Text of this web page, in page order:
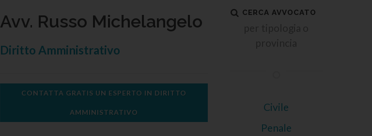
Avv. Russo Michelangelo
Diritto Amministrativo
CONTATTA GRATIS UN ESPERTO IN DIRITTO
AMMINISTRATIVO
CERCA AVVOCATO
Civile
Penale